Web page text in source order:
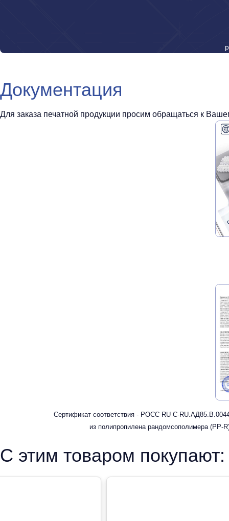
Документация
Для заказа печатной продукции просим обращаться к
Сертификат соответствия - РОСС RU С-
из полипропилена рандомсополимера (PP-
С этим товаром покупают: